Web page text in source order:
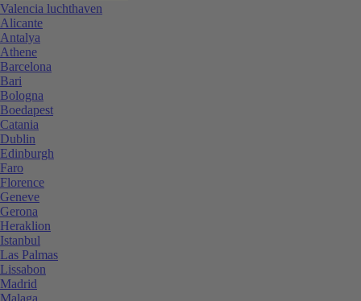
Valencia luchthaven
Alicante
Antalya
Athene
Barcelona
Bari
Bologna
Boedapest
Catania
Dublin
Edinburgh
Faro
Florence
Geneve
Gerona
Heraklion
Istanbul
Las Palmas
Lissabon
Madrid
Malaga